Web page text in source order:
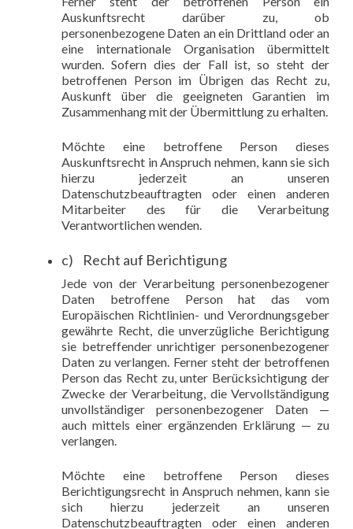
Auskunftsrecht darüber zu, ob
personenbezogene Daten an ein Drittland oder an
eine internationale Organisation übermittelt
wurden. Sofern dies der Fall ist, so steht der
betroffenen Person im Übrigen das Recht zu,
Auskunft über die geeigneten Garantien im
Zusammenhang mit der Übermittlung zu erhalten.
Möchte eine betroffene Person dieses
Auskunftsrecht in Anspruch nehmen, kann sie sich
hierzu jederzeit an unseren
Datenschutzbeauftragten oder einen anderen
Mitarbeiter des für die Verarbeitung
Verantwortlichen wenden.
c) Recht auf Berichtigung
Jede von der Verarbeitung personenbezogener
Daten betroffene Person hat das vom
Europäischen Richtlinien- und Verordnungsgeber
gewährte Recht, die unverzügliche Berichtigung
sie betreffender unrichtiger personenbezogener
Daten zu verlangen. Ferner steht der betroffenen
Person das Recht zu, unter Berücksichtigung der
Zwecke der Verarbeitung, die Vervollständigung
unvollständiger personenbezogener Daten —
auch mittels einer ergänzenden Erklärung — zu
verlangen.
Möchte eine betroffene Person dieses
Berichtigungsrecht in Anspruch nehmen, kann sie
sich hierzu jederzeit an unseren
Datenschutzbeauftragten oder einen anderen